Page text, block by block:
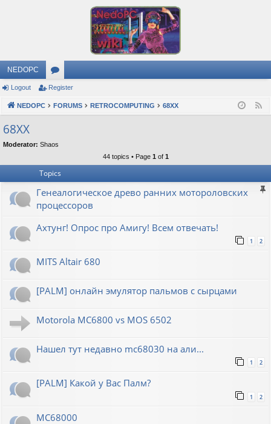
NEDOPC
or
u
s
Logout Register
NEDOPC FORUMS RETROCOMPUTING 68XX
68XX
Moderator: Shaos
44 topics • Page 1 of 1
Topics
Генеалогическое древо ранних мотороловских
процессоров
Ахтунг! Опрос про Амигу! Всем отвечать!
1 2
MITS Altair 680
[PALM] онлайн эмулятор пальмов с сырцами
Motorola MC6800 vs MOS 6502
Нашел тут недавно mc68030 на али...
1 2
[PALM] Какой у Вас Палм?
1 2
MC68000